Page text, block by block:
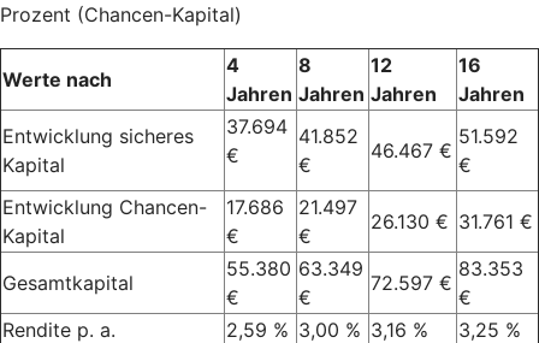
Prozent (Chancen-Kapital)
Werte nach
4
Jahren
8
Jahren
12
Jahren
16
Jahren
Entwicklung sicheres
Kapital
37.694
€
41.852
€
46.467 €
51.592
€
Entwicklung Chancen-
Kapital
17.686
€
21.497
€
26.130 € 31.761 €
Gesamtkapital
55.380
€
63.349
€
72.597 €
83.353
€
Rendite p. a.
2,59 % 3,00 % 3,16 % 3,25 %